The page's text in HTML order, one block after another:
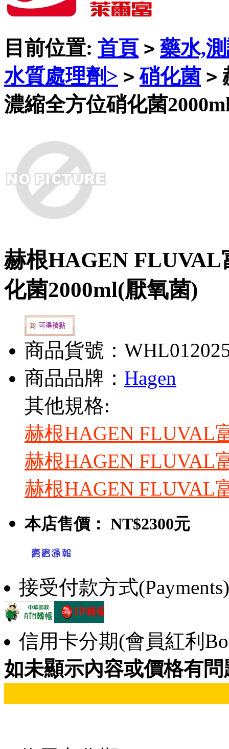
目前位置: 首頁 > 藥水,
水質處理劑> > 硝化菌 >
濃縮全方位硝化菌
赫根HAGEN FLUVAL
化菌2000ml(厭氧菌)
商品貨號：
商品品牌： Hagen
其他規格:
赫根HAGEN FLUVAL
赫根HAGEN FLUVAL
赫根HAGEN FLUVAL
本店售價： NT$2300元
接受付款方式
信用卡分期(會員紅利
如未顯示內容或價格有